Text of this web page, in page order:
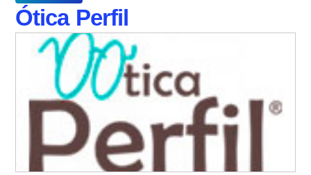
Ótica Perfil